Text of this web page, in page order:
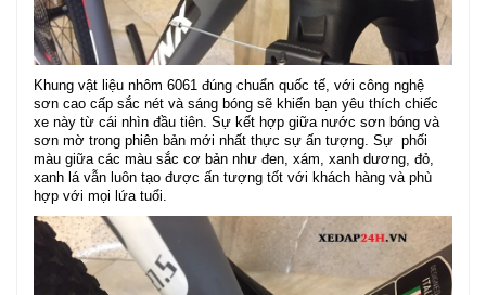
Khung vật liệu nhôm 6061 đúng chuẩn quốc tế, với công nghệ
sơn cao cấp sắc nét và sáng bóng sẽ khiến bạn yêu thích chiếc
xe này từ cái nhìn đầu tiên. Sự kết hợp giữa nước sơn bóng và
sơn mờ trong phiên bản mới nhất thực sự ấn tượng. Sự phối
màu giữa các màu sắc cơ bản như đen, xám, xanh dương, đỏ,
xanh lá vẫn luôn tạo được ấn tượng tốt với khách hàng và phù
hợp với mọi lứa tuổi.